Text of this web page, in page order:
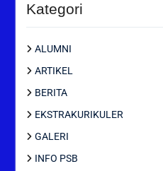
Kategori
ALUMNI
ARTIKEL
BERITA
EKSTRAKURIKULER
GALERI
INFO PSB